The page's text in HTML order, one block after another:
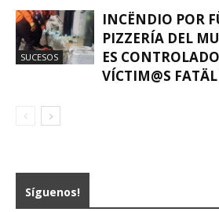
SUCESOS
INCËNDIO POR
PIZZERÍA DEL
ES
VÍCTIM@S
Síguenos!